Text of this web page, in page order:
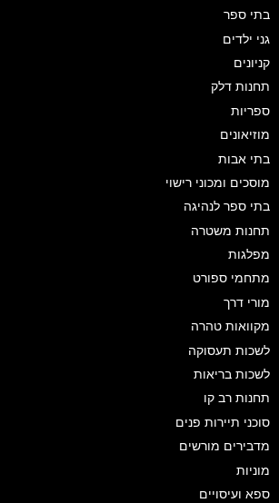
בתי ספר
גני ילדים
קניונים
תחנות דלק
ספריות
מוזיאונים
בתי אבות
מוסכים ומכוני רישוי
בתי ספר לנהיגה
תחנות משטרה
מפלגות
מתחמי ספורט
מורי דרך
מקוואות טהרה
לשכות תעסוקה
לשכות בריאות
תחנות רב קו
סוכני תיירות פנים
מדבירים מורשים
מוניות
ספא ועיסויים